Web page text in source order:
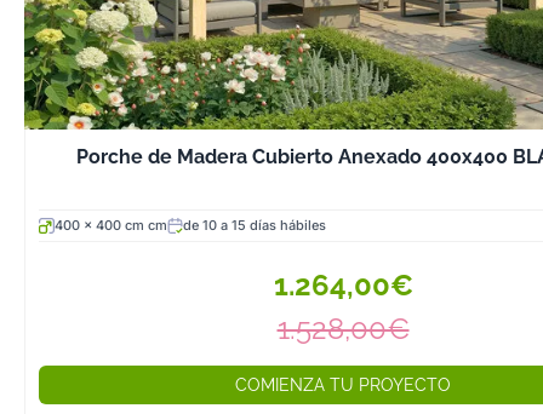
metálicos e
detalladas con
claros. En los
premium, la
de
incluida en el
exposición
Vitoria, donde
tocar los
decidir. Si
Porche de Madera Cubierto Anexado 400x400
400 x 400 cm cm de 10 a 15 días hábiles
1.264,00€
1.528,00€
COMIENZA TU PROYECTO